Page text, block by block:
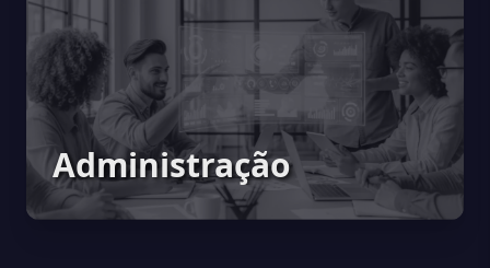
Administração